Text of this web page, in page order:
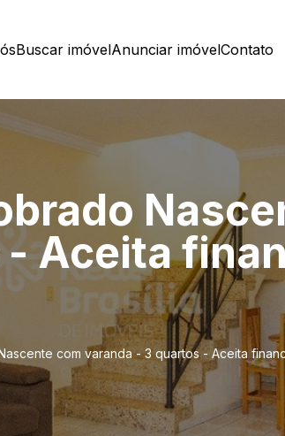
Buscar imóvelAnunciar imóvelContato
Aceita
com varanda - 3 quartos - Aceita